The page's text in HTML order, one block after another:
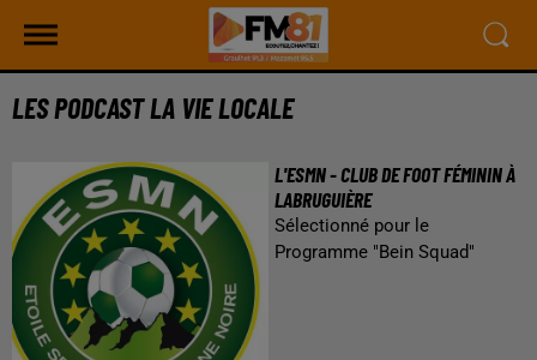
LES PODCAST LA VIE LOCALE
L'ESMN - CLUB DE FOOT FÉMININ À
LABRUGUIÈRE
Sélectionné pour le
Programme "Bein Squad"